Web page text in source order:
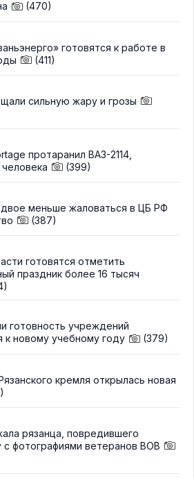
(470)
готовятся к работе в
(411)
сильную жару и грозы
протаранил ВАЗ-2114,
(399)
меньше жаловаться в ЦБ РФ
(387)
готовятся отметить
праздник более 16 тысяч
готовность учреждений
к новому учебному году
(379)
кремля открылась новая
рязанца, повредившего
фотографиями ветеранов ВОВ